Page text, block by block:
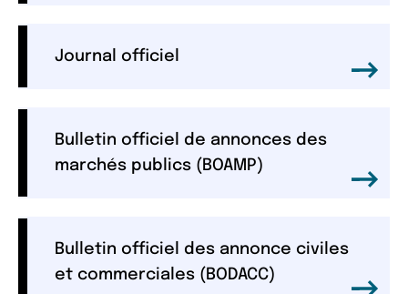
Journal officiel
Bulletin officiel de annonces des
marchés publics (BOAMP)
Bulletin officiel des annonce civiles
et commerciales (BODACC)